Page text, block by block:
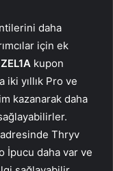
daha
için ek
kupon
iki yıllık Pro ve
kazanarak daha
Thryv
İpucu daha var ve